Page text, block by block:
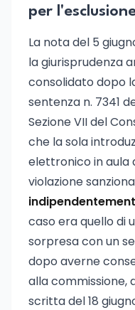
per
La nota del 5
la giurisprudenza
consolidato dopo
sentenza n. 7341
Sezione VII del
che la sola
elettronico in aula
violazione
caso era quello di
sorpresa con un
dopo averne
alla commissione,
scritta del 18